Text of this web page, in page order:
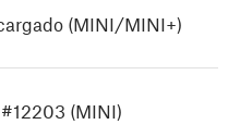
(MINI/MINI+)
(MINI)